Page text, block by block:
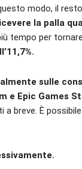
modo, il
la palla
tempo per
sulle
e Epic Games
a breve. È